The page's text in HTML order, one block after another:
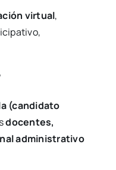
virtual,
(candidato
docentes,
administrativo